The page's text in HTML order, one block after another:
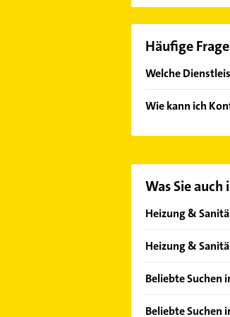
Häufige
Welche
Wie kann ich
Was Sie
Heizung &
Bad Cannstatt
Botnang
Heizung &
Fellbach
Kornwestheim
Beliebte Suchen
Rohrreinigung
Beliebte